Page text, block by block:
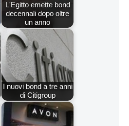
L'Egitto emette bond
decennali dopo oltre
un anno
I nuovi bond a tre anni
di Citigroup